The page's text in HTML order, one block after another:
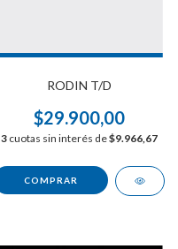
RODIN T/D
$29.900,00
3 cuotas sin interés de$9.966,67